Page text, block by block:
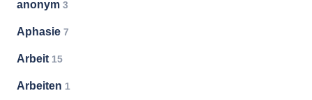
anonym 3
Aphasie 7
Arbeit 15
Arbeiten 1